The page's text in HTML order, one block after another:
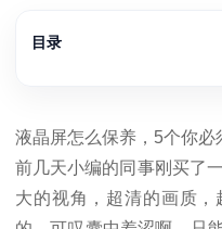
目录
液晶屏怎么保养，5个你必
前几天小编的同事刚买了
大的视角，超清的画质，